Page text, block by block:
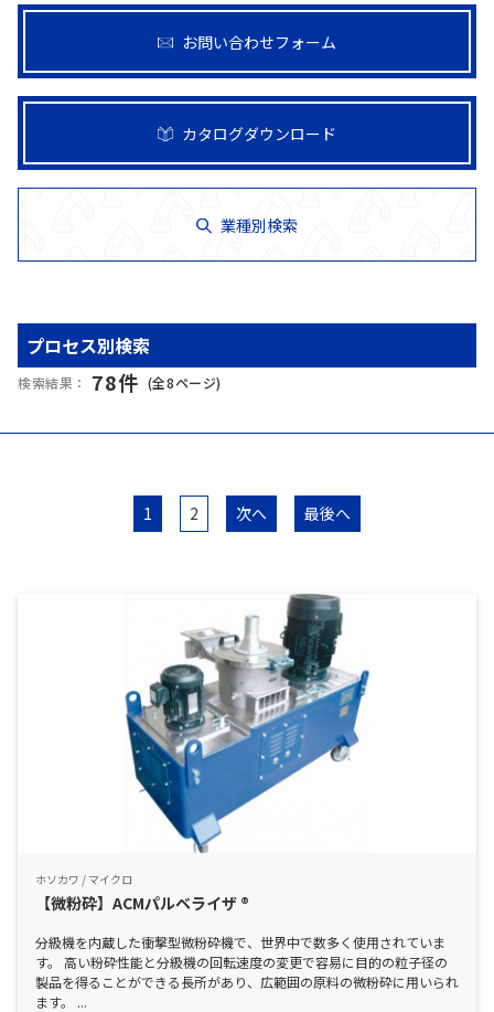
IR情報
サステナビリティ
会社情報
お問い合わせ
お問い合わせフォーム
カタログダウンロード
業種別検索
プロセス別検索
検索結果： 78件 (全8ページ)
1 2 次へ 最後へ
ホソカワ / マイクロ
【微粉砕】ACMパルベライザ ®
分級機を内蔵した衝撃型微粉砕機で、世界中で数多く使用されていま
す。 高い粉砕性能と分級機の回転速度の変更で容易に目的の粒子径の
製品を得ることができる長所があり、広範囲の原料の微粉砕に用いられ
ます。 ...